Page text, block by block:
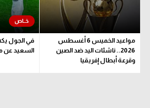
مواعيد الخميس 6 أغسطس
2026.. ناشئات اليد ضد الصين
وقرعة أبطال إفريقيا
في الجول
السعيد عن